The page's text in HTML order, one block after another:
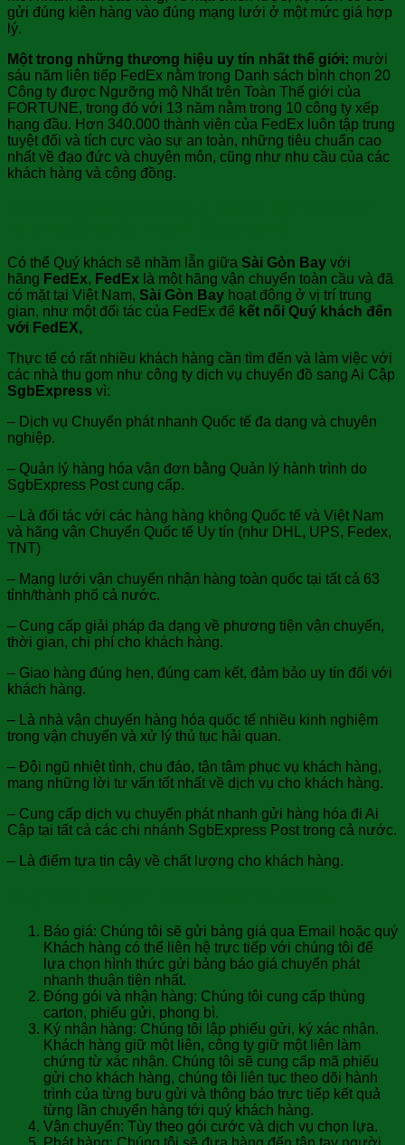
gửi đúng kiện hàng vào đúng mạng lưới ở một mức giá hợp
lý.
Một trong những thương hiệu uy tín nhất thế giới: mười
sáu năm liên tiếp FedEx nằm trong Danh sách bình chọn 20
Công ty được Ngưỡng mộ Nhất trên Toàn Thế giới của
FORTUNE, trong đó với 13 năm nằm trong 10 công ty xếp
hạng đầu. Hơn 340.000 thành viên của FedEx luôn tập trung
tuyệt đối và tích cực vào sự an toàn, những tiêu chuẩn cao
nhất về đạo đức và chuyên môn, cũng như nhu cầu của các
khách hàng và cộng đồng.
Có thể Quý khách sẽ nhầm lẫn giữa Sài Gòn Bay với
hãng FedEx, FedEx là một hãng vận chuyển toàn cầu và đã
có mặt tại Việt Nam, Sài Gòn Bay hoạt động ở vị trí trung
gian, như một đối tác của FedEx để kết nối Quý khách đến
với FedEX,
Thực tế có rất nhiều khách hàng cần tìm đến và làm việc với
các nhà thu gom như công ty dịch vụ chuyển đồ sang Ai Cập
SgbExpress vì:
– Dịch vụ Chuyển phát nhanh Quốc tế đa dạng và chuyên
nghiệp.
– Quản lý hàng hóa vận đơn bằng Quản lý hành trình do
SgbExpress Post cung cấp.
– Là đối tác với các hàng hàng không Quốc tế và Việt Nam
và hãng vận Chuyển Quốc tế Uy tín (như DHL, UPS, Fedex,
TNT)
– Mạng lưới vận chuyển nhận hàng toàn quốc tại tất cả 63
tỉnh/thành phố cả nước.
– Cung cấp giải pháp đa dạng về phương tiện vận chuyển,
thời gian, chi phí cho khách hàng.
– Giao hàng đúng hẹn, đúng cam kết, đảm bảo uy tín đối với
khách hàng.
– Là nhà vận chuyển hàng hóa quốc tế nhiều kinh nghiệm
trong vận chuyển và xử lý thủ tục hải quan.
– Đội ngũ nhiệt tình, chu đáo, tận tâm phục vụ khách hàng,
mang những lời tư vấn tốt nhất về dịch vụ cho khách hàng.
– Cung cấp dịch vụ chuyển phát nhanh gửi hàng hóa đi Ai
Cập tại tất cả các chi nhánh SgbExpress Post trong cả nước.
– Là điểm tựa tin cậy về chất lượng cho khách hàng.
Báo giá: Chúng tôi sẽ gửi bảng giá qua Email hoặc quý
Khách hàng có thể liên hệ trực tiếp với chúng tôi để
lựa chọn hình thức gửi bảng báo giá chuyển phát
nhanh thuận tiện nhất.
Đóng gói và nhận hàng: Chúng tôi cung cấp thùng
carton, phiếu gửi, phong bì.
Ký nhận hàng: Chúng tôi lập phiếu gửi, ký xác nhận.
Khách hàng giữ một liên, công ty giữ một liên làm
chứng từ xác nhận. Chúng tôi sẽ cung cấp mã phiếu
gửi cho khách hàng, chúng tôi liên tục theo dõi hành
trình của từng bưu gửi và thông báo trực tiếp kết quả
từng lần chuyển hàng tới quý khách hàng.
Vận chuyển: Tùy theo gói cước và dịch vụ chọn lựa.